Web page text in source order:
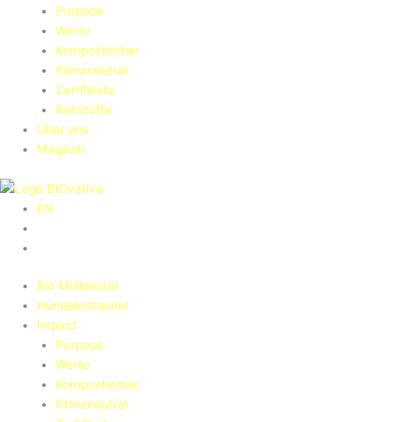
Purpose
Werte
Kompostierbar
Klimaneutral
Zertifikate
Rohstoffe
Über uns
Magazin
EN
Bio Müllbeutel
Hundekotbeutel
Impact
Purpose
Werte
Kompostierbar
Klimaneutral